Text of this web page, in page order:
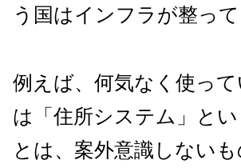
う国はインフラが整っ
例えば、何気なく使っ
は「住所システム」と
とは、案外意識しないも